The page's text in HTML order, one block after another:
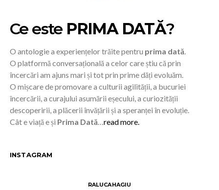
Ce este PRIMA DATĂ?
O antologie a experiențelor trăite pentru prima dată.
O platformă conversațională a celor care știu că prin
încercări am ajuns mari și tot prin prime dăți evoluăm.
O mișcare de promovare a culturii agilității, a bucuriei
încercării, a curajului asumării eșecului, a curiozității
descoperirii, a plăcerii învățării și a speranței în evoluție.
Cât e viață e și Prima Dată…read more.
INSTAGRAM
RALUCAHAGIU